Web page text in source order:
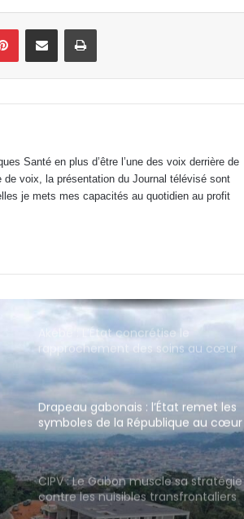
PinterestPartager par email Imprimer
Santé en plus d’être l’une des voix derrière de
voix, la présentation du Journal télévisé sont
je mets mes capacités au quotidien au profit
Département d’Etimboué : Perenco
renforce l’accès aux soins avec
deux nouvelles cases de santé
Jeux du Commonwealth : la
judokate Marthe Gnacadja Avaro
rapprochement des soins au cœur
Drapeau gabonais : l’État remet les
symboles de la République au cœur
des civismes
CIPV : Le Gabon muscle sa stratégie
contre les nuisibles transfrontaliers
Yamoussoukro : le vibrant
hommage d’Oligui Nguema à Félix
Houphouët-Boigny